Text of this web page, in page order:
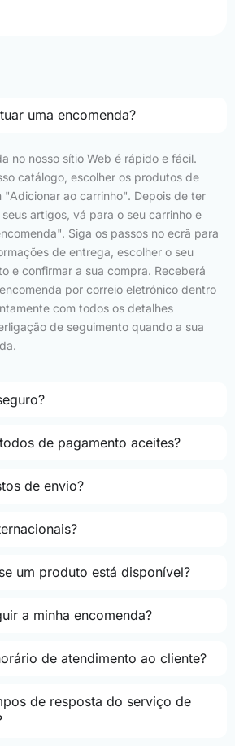
uma encomenda?
no nosso sítio Web é rápido e fácil.
catálogo, escolher os produtos de
ao carrinho". Depois de ter
artigos, vá para o seu carrinho e
Siga os passos no ecrã para
de entrega, escolher o seu
e confirmar a sua compra. Receberá
por correio eletrónico dentro
com todos os detalhes
de seguimento quando a sua
de pagamento aceites?
de envio?
um produto está disponível?
a minha encomenda?
de atendimento ao cliente?
de resposta do serviço de